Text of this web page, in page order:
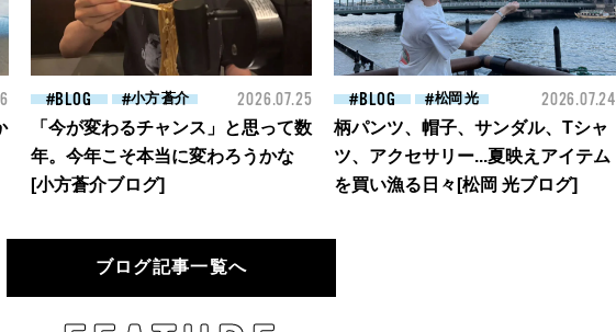
BLOG 小方 蒼介 2026.07.25
「今が変わるチャンス」と思って数
年。今年こそ本当に変わろうかな
[小方蒼介ブログ]
BLOG 松岡 光 2026.07.24
柄パンツ、帽子、サンダル、Tシャ
ツ、アクセサリー...夏映えアイテム
を買い漁る日々[松岡 光ブログ]
ブログ記事一覧へ